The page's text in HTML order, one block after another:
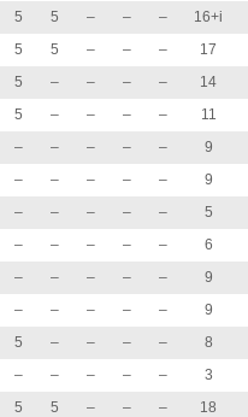
5 5 – – – 16+i
5 5 – – – 17
5 – – – – 14
5 – – – – 11
– – – – – 9
– – – – – 9
– – – – – 5
– – – – – 6
– – – – – 9
– – – – – 9
5 – – – – 8
– – – – – 3
5 5 – – – 18